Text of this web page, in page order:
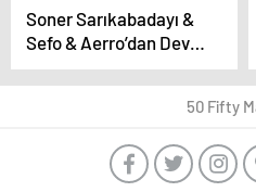
Soner Sarıkabadayı &
Sefo & Aerro’dan Dev
İşbirliği: “HER İKİ
DURUMDA” Yayında!
50 Fifty